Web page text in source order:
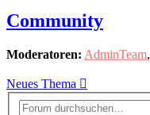
Community
Moderatoren: AdminTeam,
Neues Thema